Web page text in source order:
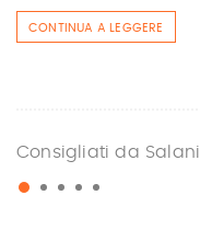
CONTINUA A LEGGERE
Consigliati da Salani